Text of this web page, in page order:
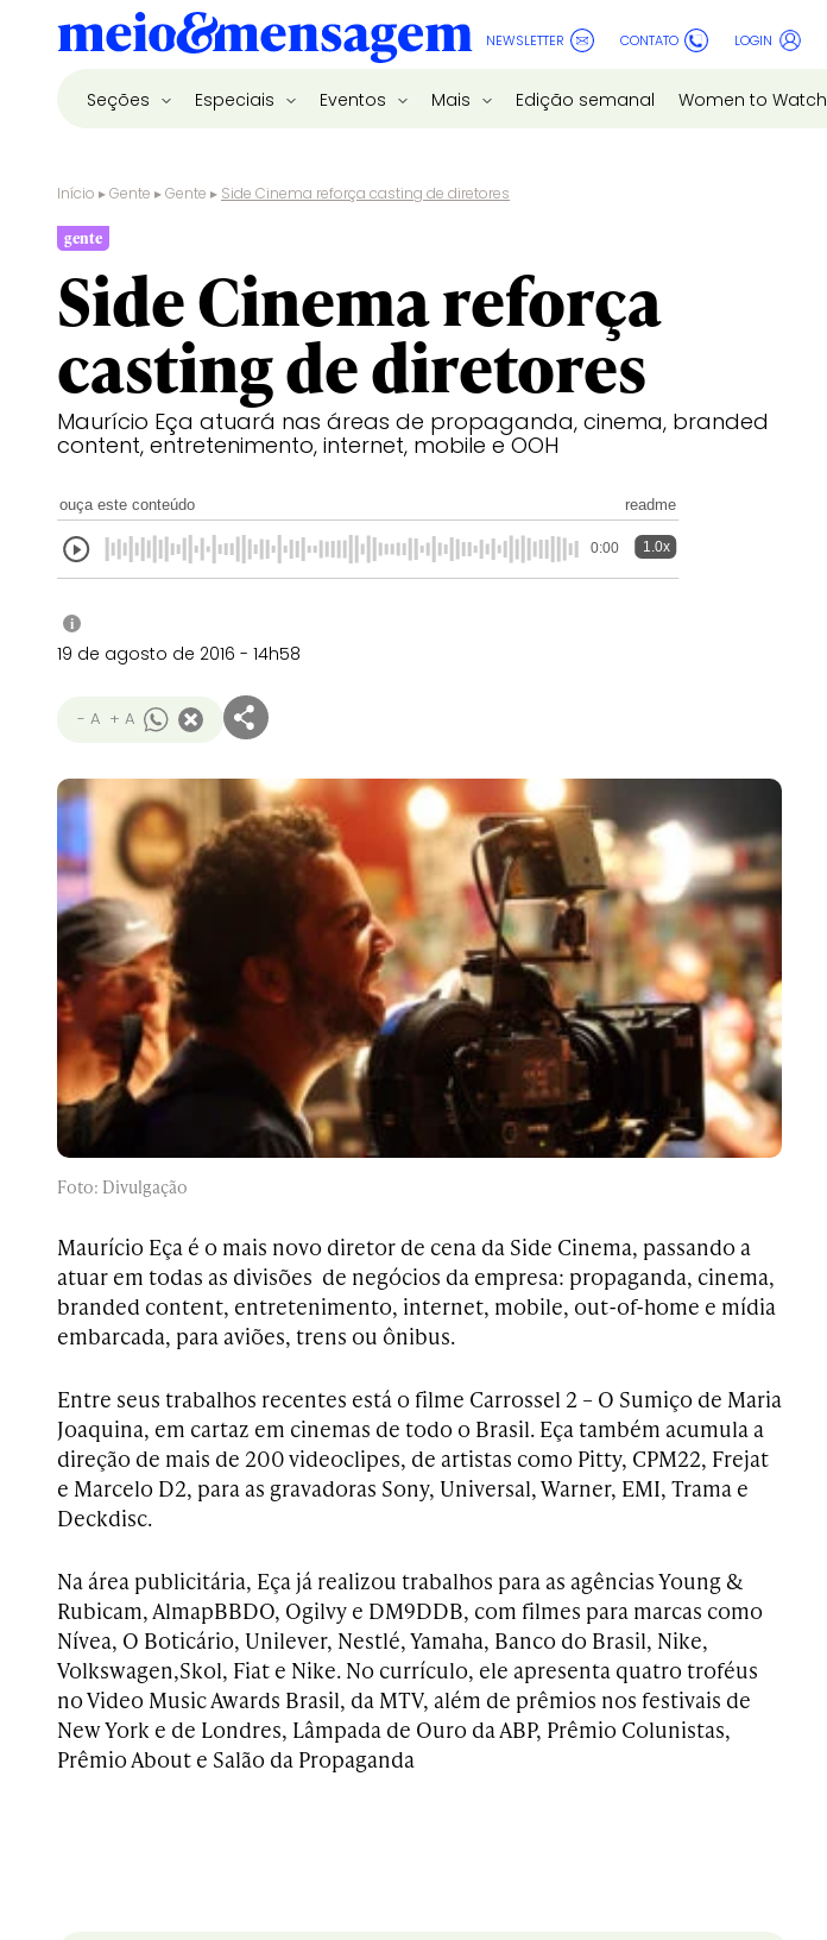
NEWSLETTER CONTATO LOGIN
Seções Especiais Eventos Mais Edição semanal Women to Watch
Início ▸Gente ▸Gente ▸ Side Cinema reforça casting de diretores
gente
Side Cinema reforça
casting de diretores
Maurício Eça atuará nas áreas de propaganda, cinema, branded
content, entretenimento, internet, mobile e OOH
ouça este conteúdo readme
0:00 1.0x
i
19 de agosto de 2016 - 14h58
- A + A
Foto: Divulgação
Maurício Eça é o mais novo diretor de cena da Side Cinema, passando a
atuar em todas as divisões de negócios da empresa: propaganda, cinema,
branded content, entretenimento, internet, mobile, out-of-home e mídia
embarcada, para aviões, trens ou ônibus.
Entre seus trabalhos recentes está o filme Carrossel 2 – O Sumiço de Maria
Joaquina, em cartaz em cinemas de todo o Brasil. Eça também acumula a
direção de mais de 200 videoclipes, de artistas como Pitty, CPM22, Frejat
e Marcelo D2, para as gravadoras Sony, Universal, Warner, EMI, Trama e
Deckdisc.
Na área publicitária, Eça já realizou trabalhos para as agências Young &
Rubicam, AlmapBBDO, Ogilvy e DM9DDB, com filmes para marcas como
Nívea, O Boticário, Unilever, Nestlé, Yamaha, Banco do Brasil, Nike,
Volkswagen,Skol, Fiat e Nike. No currículo, ele apresenta quatro troféus
no Video Music Awards Brasil, da MTV, além de prêmios nos festivais de
New York e de Londres, Lâmpada de Ouro da ABP, Prêmio Colunistas,
Prêmio About e Salão da Propaganda